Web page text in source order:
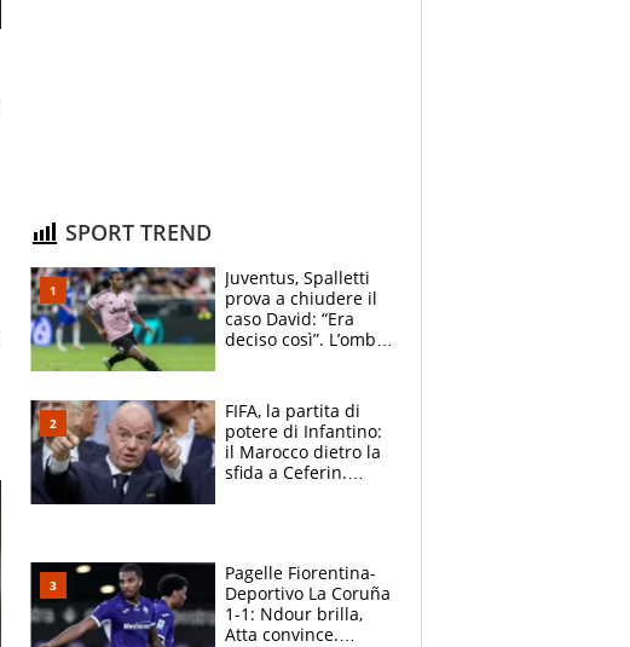
SPORT TREND
Juventus, Spalletti
prova a chiudere il
caso David: “Era
deciso così”. L’ombra
FIFA, la partita di
potere di Infantino:
il Marocco dietro la
sfida a Ceferin.
Pagelle Fiorentina-
Deportivo La Coruña
1-1: Ndour brilla,
Atta convince.